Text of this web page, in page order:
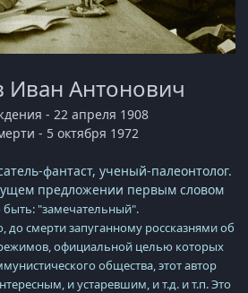
Иван Антонович
- 22 апреля 1908
- 5 октября 1972
фантаст, ученый-палеонтолог.
предложении первым словом
"замечательный".
смерти запуганному россказнями об
официальной целью которых
общества, этот автор
и устаревшим, и т.д. и т.п. Это